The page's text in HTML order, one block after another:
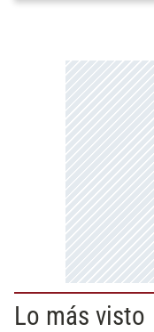
Lo más visto